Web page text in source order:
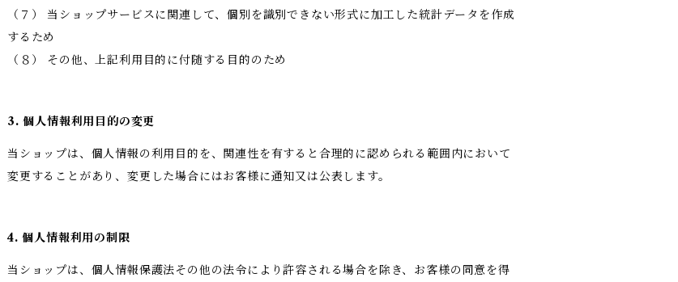
（７） 当ショップサービスに関連して、個別を識別できない形式に加工した統計データを作成
するため
（８） その他、上記利用目的に付随する目的のため
3. 個人情報利用目的の変更
当ショップは、個人情報の利用目的を、関連性を有すると合理的に認められる範囲内において
変更することがあり、変更した場合にはお客様に通知又は公表します。
4. 個人情報利用の制限
当ショップは、個人情報保護法その他の法令により許容される場合を除き、お客様の同意を得